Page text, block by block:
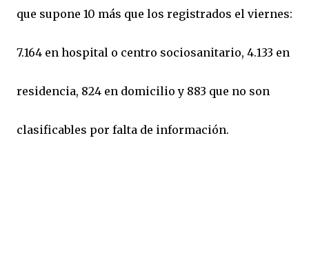
que supone 10 más que los registrados el viernes:
7.164 en hospital o centro sociosanitario, 4.133 en
residencia, 824 en domicilio y 883 que no son
clasificables por falta de información.